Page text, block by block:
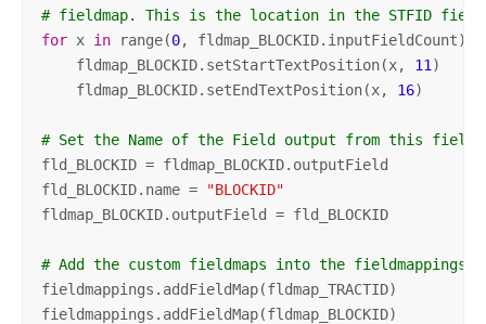
# fieldmap. This is the location in the STFID
for x in range(0, fldmap_BLOCKID.inputFieldCount):
    fldmap_BLOCKID.setStartTextPosition(x,
11 )
    fldmap_BLOCKID.setEndTextPosition(x,
16)
# Set the Name of the Field output from this field
fld_BLOCKID = fldmap_BLOCKID.outputField
fld_BLOCKID.name =
"BLOCKID"
fldmap_BLOCKID.outputField = fld_BLOCKID
# Add the custom fieldmaps into the fieldmappings
fieldmappings.addFieldMap(fldmap_TRACTID)
fieldmappings.addFieldMap(fldmap_BLOCKID)